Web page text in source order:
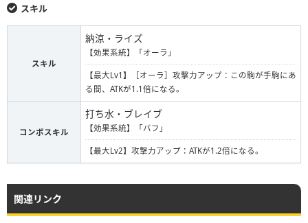
スキル
スキル
納涼・ライズ
【効果系統】「オーラ」
【最大Lv1】［オーラ］攻撃力アップ：この駒が手駒にあ
る間、ATKが1.1倍になる。
コンボスキル
打ち水・ブレイブ
【効果系統】「バフ」
【最大Lv2】攻撃力アップ：ATKが1.2倍になる。
関連リンク